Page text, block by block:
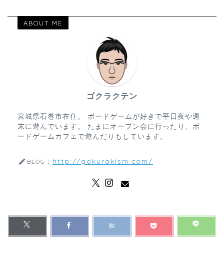
ABOUT ME
ゴクラクテン
宮城県石巻市在住。 ボードゲームが好きで平日夜や週
末に遊んでいます。 たまにオープン会に行ったり、ボ
ードゲームカフェで遊んだりもしています。
BLOG： http://gokurakism.com/